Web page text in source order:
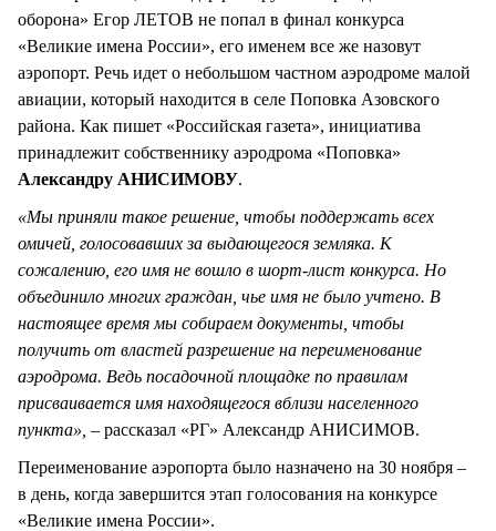
оборона» Егор ЛЕТОВ не попал в финал конкурса
«Великие имена России», его именем все же назовут
аэропорт. Речь идет о небольшом частном аэродроме малой
авиации, который находится в селе Поповка Азовского
района. Как пишет «Российская газета», инициатива
принадлежит собственнику аэродрома «Поповка»
Александру АНИСИМОВУ.
«Мы приняли такое решение, чтобы поддержать всех
омичей, голосовавших за выдающегося земляка. К
сожалению, его имя не вошло в шорт-лист конкурса. Но
объединило многих граждан, чье имя не было учтено. В
настоящее время мы собираем документы, чтобы
получить от властей разрешение на переименование
аэродрома. Ведь посадочной площадке по правилам
присваивается имя находящегося вблизи населенного
пункта», – рассказал «РГ» Александр АНИСИМОВ.
Переименование аэропорта было назначено на 30 ноября –
в день, когда завершится этап голосования на конкурсе
«Великие имена России».